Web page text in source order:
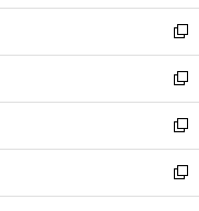
ン
ド
ウ
で
開
く
ウ
ィ
ン
ド
ウ
で
開
く
し
い
ウ
ィ
ン
ド
ウ
で
開
新
し
い
ウ
ィ
ン
ド
ウ
新
し
い
ウ
ィ
ン
新
し
い
ウ
新
し